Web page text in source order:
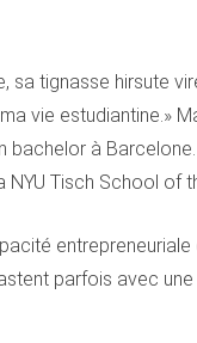
sa tignasse hirsute
vie estudiantine.»
bachelor à
Tisch School of
parfois avec